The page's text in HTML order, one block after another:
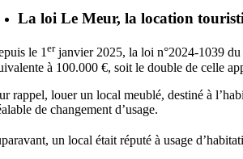
La loi Le Meur, la location
le 1erjanvier 2025, la loi n°2024-1039
à 100.000 €, soit le double de celle
rappel, louer un local meublé, destiné à
de changement d’usage.
un local était réputé à usage